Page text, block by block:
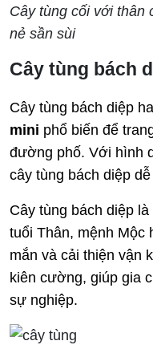
Cây tùng cối với thân
nẻ sần sùi
Cây tùng bách
Cây tùng bách diệp
mini phổ biến để
đường phố. Với hình
cây tùng bách diệp
Cây tùng bách diệp
tuổi Thân, mệnh Mộc
mắn và cải thiện vận
kiên cường, giúp gia
sự nghiệp.